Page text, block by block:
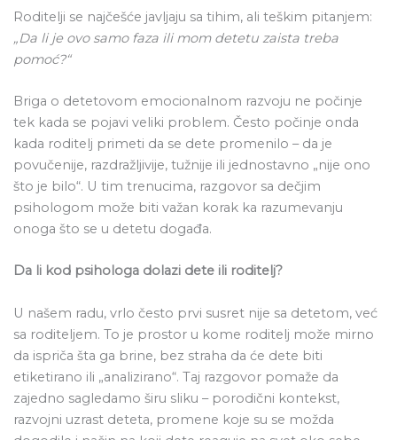
Roditelji se najčešće javljaju sa tihim, ali teškim pitanjem:
„Da li je ovo samo faza ili mom detetu zaista treba
pomoć?“
Briga o detetovom emocionalnom razvoju ne počinje
tek kada se pojavi veliki problem. Često počinje onda
kada roditelj primeti da se dete promenilo – da je
povučenije, razdražljivije, tužnije ili jednostavno „nije ono
što je bilo“. U tim trenucima, razgovor sa dečjim
psihologom može biti važan korak ka razumevanju
onoga što se u detetu događa.
Da li kod psihologa dolazi dete ili roditelj?
U našem radu, vrlo često prvi susret nije sa detetom, već
sa roditeljem. To je prostor u kome roditelj može mirno
da ispriča šta ga brine, bez straha da će dete biti
etiketirano ili „analizirano“. Taj razgovor pomaže da
zajedno sagledamo širu sliku – porodični kontekst,
razvojni uzrast deteta, promene koje su se možda